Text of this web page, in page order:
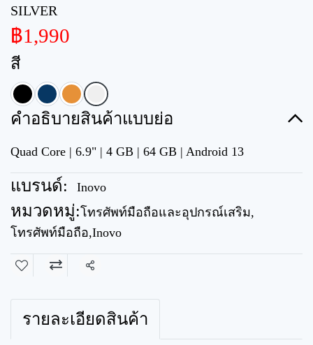
SILVER
฿1,990
สี
คำอธิบายสินค้าแบบย่อ
Quad Core | 6.9" | 4 GB | 64 GB | Android 13
แบรนด์: Inovo
หมวดหมู่:โทรศัพท์มือถือและอุปกรณ์เสริม,
โทรศัพท์มือถือ,Inovo
แชร์
รายละเอียดสินค้า